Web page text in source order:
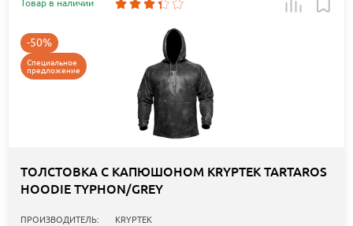
Товар в наличии
-50%
Специальное
предложение
ТОЛСТОВКА С КАПЮШОНОМ KRYPTEK TARTAROS
HOODIE TYPHON/GREY
ПРОИЗВОДИТЕЛЬ:
KRYPTEK